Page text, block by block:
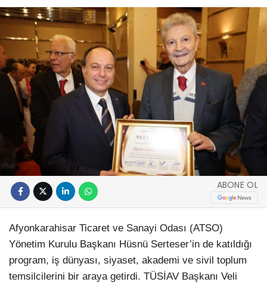
ABONE OL
Afyonkarahisar Ticaret ve Sanayi Odası (ATSO)
Yönetim Kurulu Başkanı Hüsnü Serteser’in de katıldığı
program, iş dünyası, siyaset, akademi ve sivil toplum
temsilcilerini bir araya getirdi. TÜSİAV Başkanı Veli